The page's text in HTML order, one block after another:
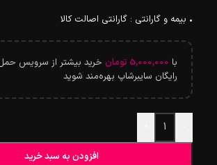
• بیمه و گارانتی : گارانتی اصالت کالا
با 5,000,000 تومان
رایگان سایبرشاپ بهره‌مند شوید
افزودن به سبد خرید